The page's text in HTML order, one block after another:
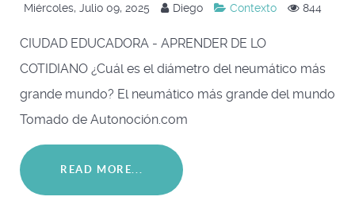
Miércoles, Julio 09, 2025 Diego Contexto 844
CIUDAD EDUCADORA - APRENDER DE LO
COTIDIANO ¿Cuál es el diámetro del neumático más
grande mundo? El neumático más grande del mundo
Tomado de Autonoción.com
READ MORE...